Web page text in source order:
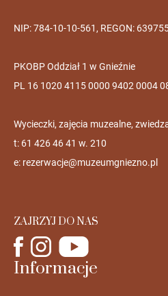
NIP: 784-10-10-561, REGON:
PKOBP Oddział 1 w Gnieźnie
PL 16 1020 4115 0000 9402 0004
Wycieczki, zajęcia muzealne,
t: 61 426 46 41 w. 210
e: rezerwacje@muzeumgniezno.pl
ZAJRZYJ DO NAS
Informacje